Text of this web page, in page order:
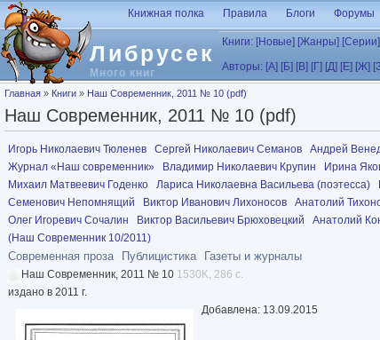
Перейти к основному содержанию
Либрусек
Много книг
Книжная полка Правила Блоги Форумы
Книги: [Новые] [Жанры] [Серии]
Авторы: [А] [Б] [В] [Г] [Д] [Е] [Ж]
Вы здесь
Главная » Книги » Наш Современник, 2011 № 10 (pdf)
Наш Современник, 2011 № 10 (pdf)
Игорь Николаевич Тюленев Сергей Николаевич Семанов Андрей
Журнал «Наш современник»
Владимир Николаевич Крупин Ирина
Михаил Матвеевич Годенко
Лариса Николаевна Васильева (поэтесса)
Семенович Непомнящий
Виктор Иванович Лихоносов Анатолий
Олег Игоревич Сочалин
Виктор Васильевич Брюховецкий
Анатолий
(Наш Современник 10/2011)
Современная проза Публицистика Газеты и журналы
Наш Современник, 2011 № 10 1530K, 286 с.
издано в 2011 г.
Добавлена: 13.09.2015